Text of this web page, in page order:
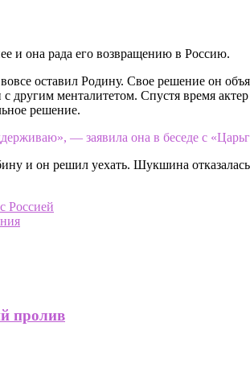
и она рада его возвращению в Россию.
оставил Родину. Свое решение он
менталитетом. Спустя время
решение.
— заявила она в беседе с
и он решил уехать. Шукшина
Россией
пролив